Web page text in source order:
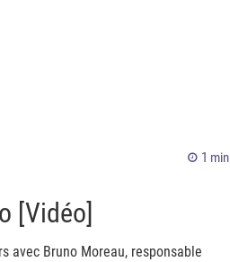
1 min
[Vidéo]
avec Bruno Moreau, responsable